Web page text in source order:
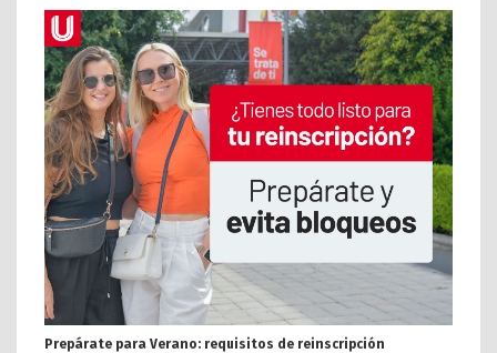
Prepárate para Verano: requisitos de reinscripción